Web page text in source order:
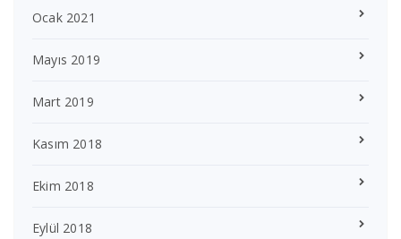
Ocak 2021
Mayıs 2019
Mart 2019
Kasım 2018
Ekim 2018
Eylül 2018